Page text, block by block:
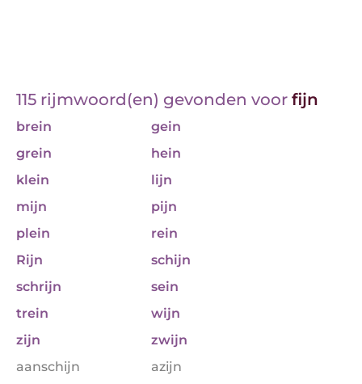
115 rijmwoord(en) gevonden voor fijn
brein
gein
grein
hein
klein
lijn
mijn
pijn
plein
rein
Rijn
schijn
schrijn
sein
trein
wijn
zijn
zwijn
aanschijn
azijn